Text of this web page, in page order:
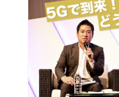
LAP
S4Ads
SSP
Supership Touch Gift
アドフラウド
アド
Category カテゴリー
セミナーレポート